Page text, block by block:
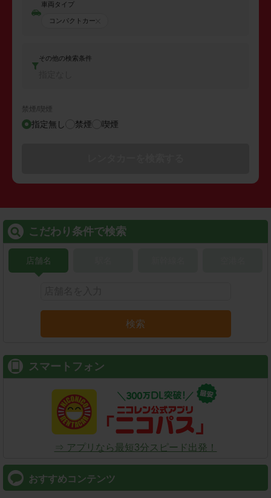
車両タイプ
コンパクトカー
その他の検索条件
禁煙/喫煙
指定無し 禁煙 喫煙
こだわり条件で検索
店舗名
検索
スマートフォン
⇒ アプリなら最短3分スピード出発！
おすすめコンテンツ